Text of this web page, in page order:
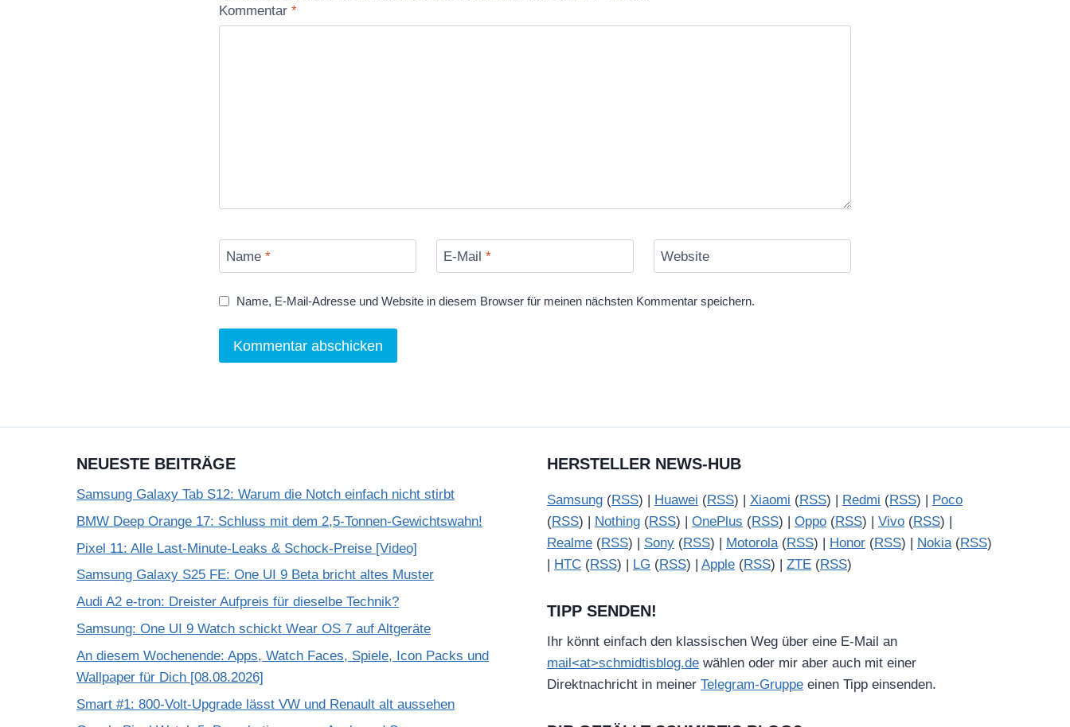
Kommentar *
Name * E-Mail * Website
Name, E-Mail-Adresse und Website in diesem Browser für meinen nächsten Kommentar speichern.
NEUESTE BEITRÄGE
Samsung Galaxy Tab S12: Warum die Notch einfach nicht stirbt
BMW Deep Orange 17: Schluss mit dem 2,5-Tonnen-Gewichtswahn!
Pixel 11: Alle Last-Minute-Leaks & Schock-Preise [Video]
Samsung Galaxy S25 FE: One UI 9 Beta bricht altes Muster
Audi A2 e-tron: Dreister Aufpreis für dieselbe Technik?
Samsung: One UI 9 Watch schickt Wear OS 7 auf Altgeräte
An diesem Wochenende: Apps, Watch Faces, Spiele, Icon Packs und
Wallpaper für Dich [08.08.2026]
Smart #1: 800-Volt-Upgrade lässt VW und Renault alt aussehen
HERSTELLER NEWS-HUB
Samsung (RSS) | Huawei (RSS) | Xiaomi (RSS) | Redmi (RSS) | Poco
(RSS) | Nothing (RSS) | OnePlus (RSS) | Oppo (RSS) | Vivo (RSS) |
Realme (RSS) | Sony (RSS) | Motorola(RSS) | Honor (RSS) | Nokia(RSS)
| HTC (RSS) | LG (RSS) | Apple (RSS) | ZTE (RSS)
TIPP SENDEN!
Ihr könnt einfach den klassischen Weg über eine E-Mail an
mail<at>schmidtisblog.de wählen oder mir aber auch mit einer
Direktnachricht in meiner Telegram-Gruppe einen Tipp einsenden.